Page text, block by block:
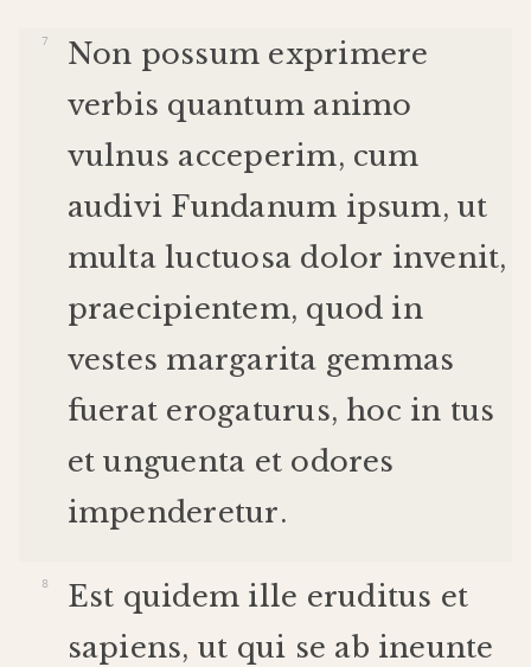
Non possum exprimere
verbis quantum animo
vulnus acceperim, cum
audivi Fundanum ipsum,ut
multa luctuosa dolor invenit,
praecipientem, quod in
vestes margarita gemmas
fuerat erogaturus, hoc in tus
et unguenta et odores
impenderetur.
Est quidem ille eruditus et
sapiens, ut qui se ab ineunte